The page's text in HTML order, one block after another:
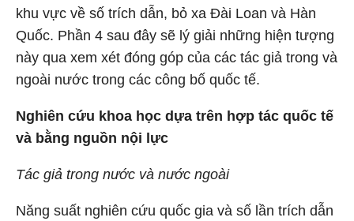
khu vực về số trích dẫn, bỏ xa Đài Loan và Hàn
Quốc. Phần 4 sau đây sẽ lý giải những hiện tượng
này qua xem xét đóng góp của các tác giả trong và
ngoài nước trong các công bố quốc tế.
Nghiên cứu khoa học dựa trên hợp tác quốc tế
và bằng nguồn nội lực
Tác giả trong nước và nước ngoài
Năng suất nghiên cứu quốc gia và số lần trích dẫn